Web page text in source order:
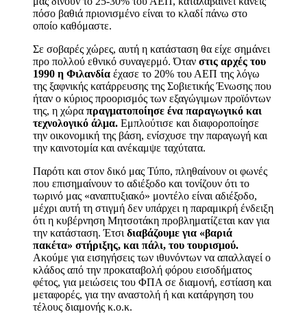
πόσο βαθιά πριονισμένο είναι το κλαδί πάνω στο
οποίο καθόμαστε.
Σε σοβαρές χώρες, αυτή η κατάσταση θα είχε σημάνει
προ πολλού εθνικό συναγερμό. Όταν στις αρχές του
1990 η Φιλανδία έχασε το 20% του ΑΕΠ της λόγω
της ξαφνικής κατάρρευσης της Σοβιετικής Ένωσης που
ήταν ο κύριος προορισμός των εξαγώγιμων προϊόντων
της, η χώρα πραγματοποίησε ένα παραγωγικό και
τεχνολογικό άλμα. Εμπλούτισε και διαφοροποίησε
την οικονομική της βάση, ενίσχυσε την παραγωγή και
την καινοτομία και ανέκαμψε ταχύτατα.
Παρότι και στον δικό μας Τύπο, πληθαίνουν οι φωνές
που επισημαίνουν το αδιέξοδο και τονίζουν ότι το
τωρινό μας «αναπτυξιακό» μοντέλο είναι αδιέξοδο,
μέχρι αυτή τη στιγμή δεν υπάρχει η παραμικρή ένδειξη
ότι η κυβέρνηση Μητσοτάκη προβληματίζεται καν για
την κατάσταση. Έτσι διαβάζουμε για «βαριά
πακέτα» στήριξης, και πάλι, του τουρισμού.
Ακούμε για εισηγήσεις των ιθυνόντων να απαλλαγεί ο
κλάδος από την προκαταβολή φόρου εισοδήματος
φέτος, για μειώσεις του ΦΠΑ σε διαμονή, εστίαση και
μεταφορές, για την αναστολή ή και κατάργηση του
τέλους διαμονής κ.ο.κ.